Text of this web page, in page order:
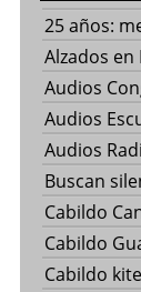
25 años:
Alzados
Audios
Audios
Audios
Buscan
Cabildo
Cabildo
Cabildo